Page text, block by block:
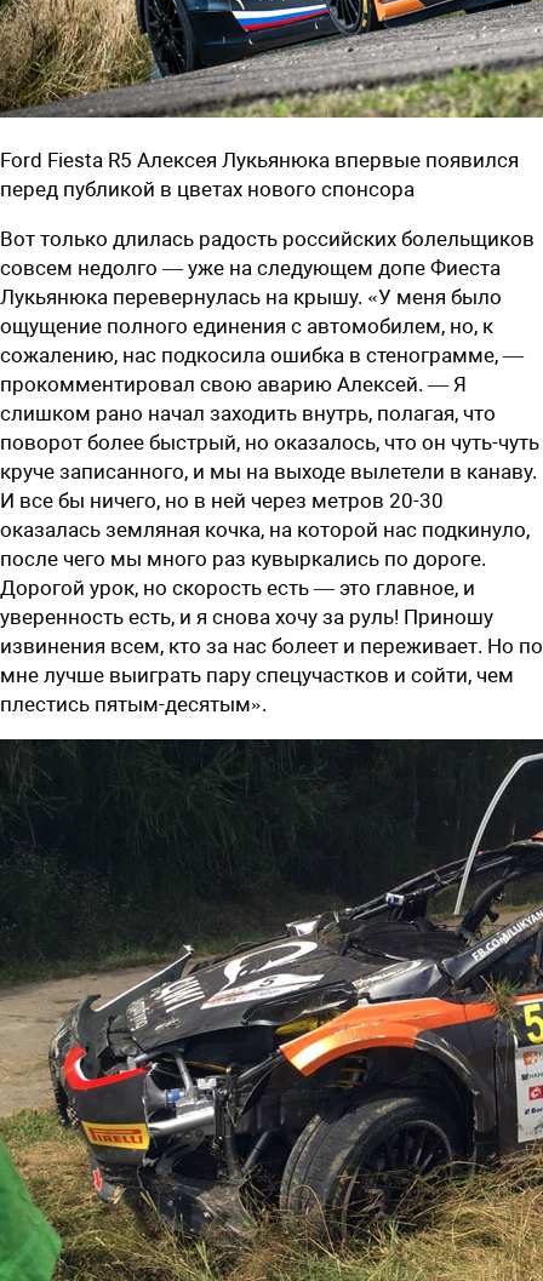
Ford Fiesta R5 Алексея Лукьянюка впервые появился
перед публикой в цветах нового спонсора
Вот только длилась радость российских болельщиков
совсем недолго — уже на следующем допе Фиеста
Лукьянюка перевернулась на крышу. «У меня было
ощущение полного единения с автомобилем, но, к
сожалению, нас подкосила ошибка в стенограмме, —
прокомментировал свою аварию Алексей. — Я
слишком рано начал заходить внутрь, полагая, что
поворот более быстрый, но оказалось, что он чуть-чуть
круче записанного, и мы на выходе вылетели в канаву.
И все бы ничего, но в ней через метров 20-30
оказалась земляная кочка, на которой нас подкинуло,
после чего мы много раз кувыркались по дороге.
Дорогой урок, но скорость есть — это главное, и
уверенность есть, и я снова хочу за руль! Приношу
извинения всем, кто за нас болеет и переживает. Но по
мне лучше выиграть пару спецучастков и сойти, чем
плестись пятым-десятым».